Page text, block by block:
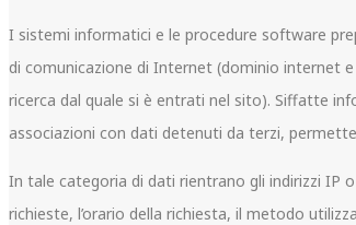
I sistemi informatici e le procedure software
di comunicazione di Internet (dominio internet
ricerca dal quale si è entrati nel sito). Siffatte
associazioni con dati detenuti da terzi,
In tale categoria di dati rientrano gli indirizzi IP
richieste, l’orario della richiesta, il metodo